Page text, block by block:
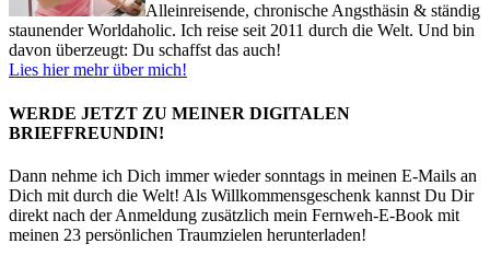
Alleinreisende, chronische Angsthäsin & ständig
staunender Worldaholic. Ich reise seit 2011 durch die Welt. Und bin
davon überzeugt: Du schaffst das auch!
Lies hier mehr über mich!
WERDE JETZT ZU MEINER DIGITALEN
BRIEFFREUNDIN!
Dann nehme ich Dich immer wieder sonntags in meinen E-Mails an
Dich mit durch die Welt! Als Willkommensgeschenk kannst Du Dir
direkt nach der Anmeldung zusätzlich mein Fernweh-E-Book mit
meinen 23 persönlichen Traumzielen herunterladen!